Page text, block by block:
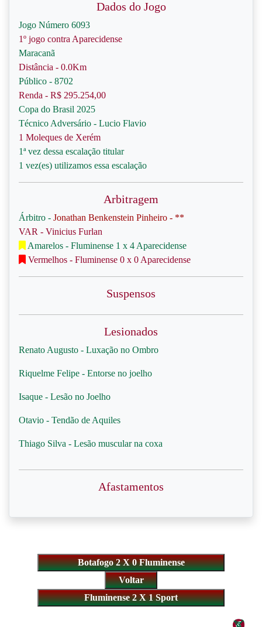
Dados do Jogo
Jogo Número 6093
1º jogo contra Aparecidense
Maracanã
Distância - 0.0Km
Público - 8702
Renda - R$ 295.254,00
Copa do Brasil 2025
Técnico Adversário - Lucio Flavio
1 Moleques de Xerém
1ª vez dessa escalação titular
1 vez(es) utilizamos essa escalação
Arbitragem
Árbitro - Jonathan Benkenstein Pinheiro - **
VAR - Vinicius Furlan
Amarelos - Fluminense 1 x 4 Aparecidense
Vermelhos - Fluminense 0 x 0 Aparecidense
Suspensos
Lesionados
Renato Augusto - Luxação no Ombro
Riquelme Felipe - Entorse no joelho
Isaque - Lesão no Joelho
Otavio - Tendão de Aquiles
Thiago Silva - Lesão muscular na coxa
Afastamentos